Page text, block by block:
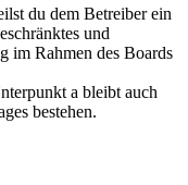
du dem Betreiber ein
und
im Rahmen des Boards
a bleibt auch
bestehen.